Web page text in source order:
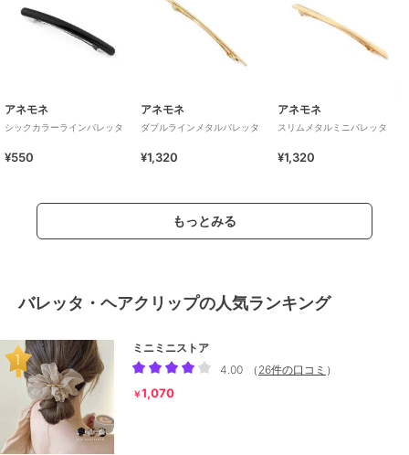
アネモネ
シックカラーラインバレッタ
¥550
アネモネ
ダブルラインメタルバレッタ
¥1,320
アネモネ
スリムメタルミニバレッタ
¥1,320
もっとみる
バレッタ・ヘアクリップの人気ランキング
ミニミニストア
4.00
（ 26件の口コミ ）
￥1,070